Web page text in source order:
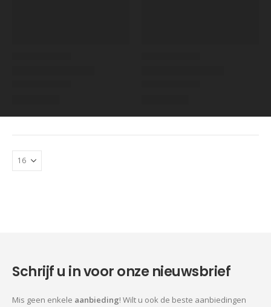
Schrijf u in voor onze nieuwsbrief
Mis geen enkele aanbieding! Wilt u ook de beste aanbiedingen